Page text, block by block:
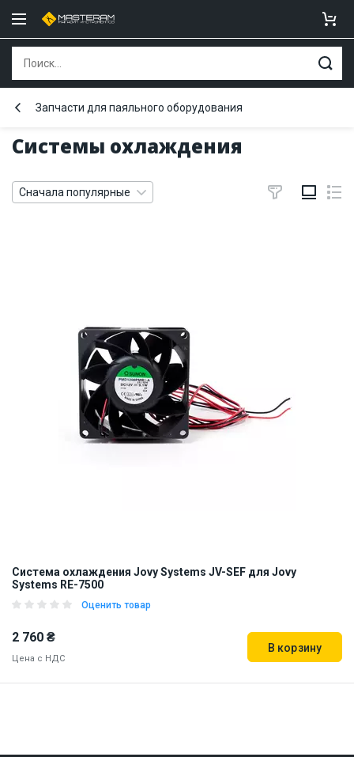
Системы охлаждения
Запчасти для паяльного оборудования
Сначала популярные
Система охлаждения Jovy Systems JV-SEF для Jovy
Systems RE-7500
Оценить товар
2 760 ₴
Цена с НДС
В корзину